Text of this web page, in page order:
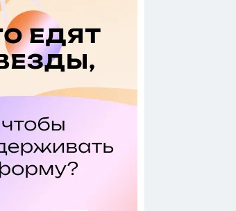
«Крылья Советов»: Кубок
России, видеообзор матча